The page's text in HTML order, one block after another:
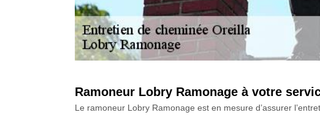
Ramoneur Lobry Ramonage à votre
Le ramoneur Lobry Ramonage est en mesure d’assurer